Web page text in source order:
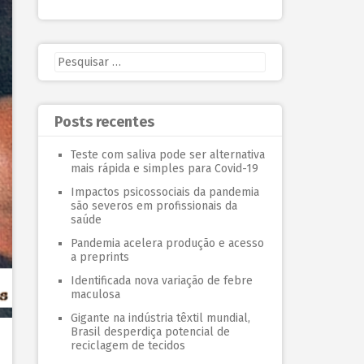
Posts recentes
Teste com saliva pode ser alternativa
mais rápida e simples para Covid-19
Impactos psicossociais da pandemia
são severos em profissionais da
saúde
Pandemia acelera produção e acesso
a preprints
Identificada nova variação de febre
maculosa
Gigante na indústria têxtil mundial,
Brasil desperdiça potencial de
reciclagem de tecidos